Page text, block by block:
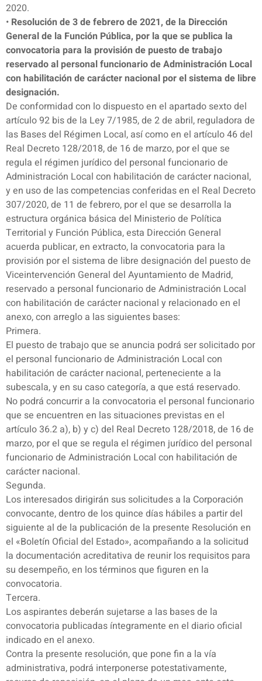
2020.
• Resolución de 3 de febrero de 2021, de la Dirección
General de la Función Pública, por la que se publica la
convocatoria para la provisión de puesto de trabajo
reservado al personal funcionario de Administración Local
con habilitación de carácter nacional por el sistema de libre
designación.
De conformidad con lo dispuesto en el apartado sexto del
artículo 92 bis de la Ley 7/1985, de 2 de abril, reguladora de
las Bases del Régimen Local, así como en el artículo 46 del
Real Decreto 128/2018, de 16 de marzo, por el que se
regula el régimen jurídico del personal funcionario de
Administración Local con habilitación de carácter nacional,
y en uso de las competencias conferidas en el Real Decreto
307/2020, de 11 de febrero, por el que se desarrolla la
estructura orgánica básica del Ministerio de Política
Territorial y Función Pública, esta Dirección General
acuerda publicar, en extracto, la convocatoria para la
provisión por el sistema de libre designación del puesto de
Viceintervención General del Ayuntamiento de Madrid,
reservado a personal funcionario de Administración Local
con habilitación de carácter nacional y relacionado en el
anexo, con arreglo a las siguientes bases:
Primera.
El puesto de trabajo que se anuncia podrá ser solicitado por
el personal funcionario de Administración Local con
habilitación de carácter nacional, perteneciente a la
subescala, y en su caso categoría, a que está reservado.
No podrá concurrir a la convocatoria el personal funcionario
que se encuentren en las situaciones previstas en el
artículo 36.2 a), b) y c) del Real Decreto 128/2018, de 16 de
marzo, por el que se regula el régimen jurídico del personal
funcionario de Administración Local con habilitación de
carácter nacional.
Segunda.
Los interesados dirigirán sus solicitudes a la Corporación
convocante, dentro de los quince días hábiles a partir del
siguiente al de la publicación de la presente Resolución en
el «Boletín Oficial del Estado», acompañando a la solicitud
la documentación acreditativa de reunir los requisitos para
su desempeño, en los términos que figuren en la
convocatoria.
Tercera.
Los aspirantes deberán sujetarse a las bases de la
convocatoria publicadas íntegramente en el diario oficial
indicado en el anexo.
Contra la presente resolución, que pone fin a la vía
administrativa, podrá interponerse potestativamente,